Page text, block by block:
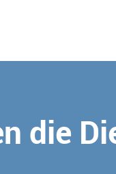
die